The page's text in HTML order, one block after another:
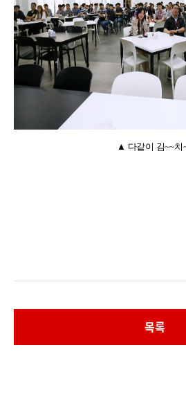
▲ 다같이 김~~치
목록